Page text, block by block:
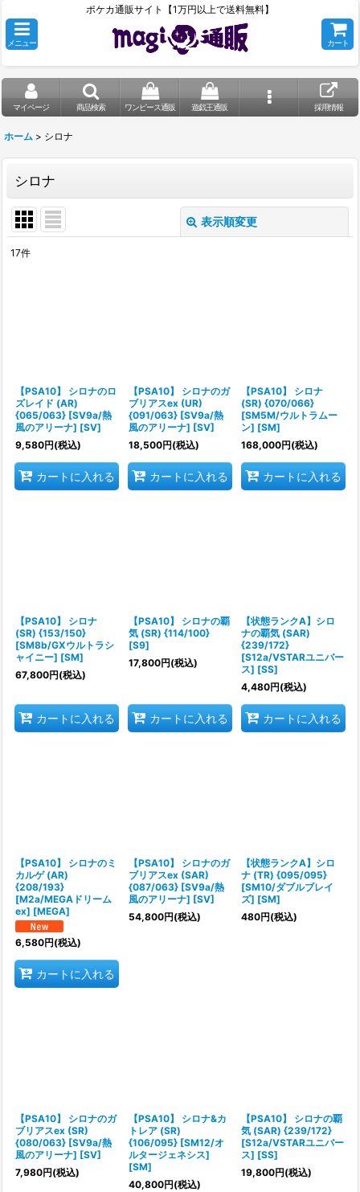
ポケカ通販サイト【1万円以上で送料無料】
メニュー カート
マイページ 商品検索 ワンピース通販 遊戯王通販 採用情報
ホーム > シロナ
シロナ
表示順変更
絞り込む
17件
【PSA10】 シロナのロ
ズレイド (AR)
{065/063} [SV9a/熱
風のアリーナ] [SV]
9,580円(税込)
カートに入れる
【PSA10】 シロナのガ
ブリアスex (UR)
{091/063} [SV9a/熱
風のアリーナ] [SV]
18,500円(税込)
カートに入れる
【PSA10】 シロナ
(SR) {070/066}
[SM5M/ウルトラムー
ン] [SM]
168,000円(税込)
カートに入れる
【PSA10】 シロナ
(SR) {153/150}
[SM8b/GXウルトラシ
ャイニー] [SM]
67,800円(税込)
カートに入れる
【PSA10】 シロナの覇
気 (SR) {114/100}
[S9]
17,800円(税込)
カートに入れる
【状態ランクA】シロ
ナの覇気 (SAR)
{239/172}
[S12a/VSTARユニバー
ス] [SS]
4,480円(税込)
カートに入れる
【PSA10】 シロナのミ
カルゲ (AR)
{208/193}
[M2a/MEGAドリーム
ex] [MEGA]
6,580円(税込)
カートに入れる
【PSA10】 シロナのガ
ブリアスex (SAR)
{087/063} [SV9a/熱
風のアリーナ] [SV]
54,800円(税込)
【状態ランクA】シロ
ナ (TR) {095/095}
[SM10/ダブルブレイ
ズ] [SM]
480円(税込)
【PSA10】 シロナのガ
ブリアスex (SR)
{080/063} [SV9a/熱
風のアリーナ] [SV]
7,980円(税込)
【PSA10】 シロナ&カ
トレア (SR)
{106/095} [SM12/オ
ルタージェネシス]
[SM]
40,800円(税込)
【PSA10】 シロナの覇
気 (SAR) {239/172}
[S12a/VSTARユニバー
ス] [SS]
19,800円(税込)